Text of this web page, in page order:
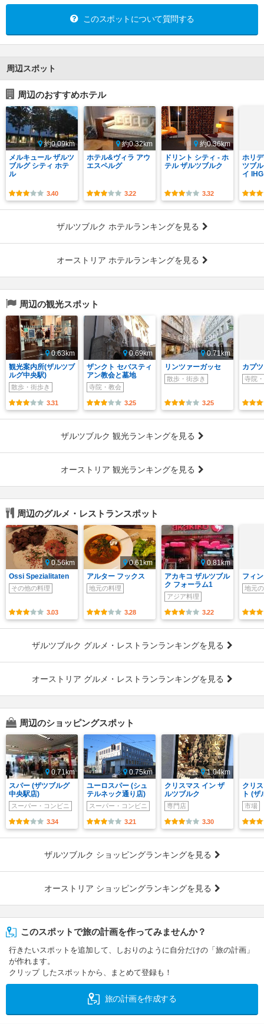
このスポットについて質問する
周辺スポット
周辺のおすすめホテル
約0.09km
メルキュール ザルツ
ブルグ シティ ホテ
ル
3.40
約0.32km
ホテル&ヴィラ アウ
エスペルグ
3.22
約0.36km
ドリント シティ - ホ
テル ザルツブルク
3.32
ホリ
ツブ
イ IHG
ザルツブルク ホテルランキングを見る
オーストリア ホテルランキングを見る
周辺の観光スポット
0.63km
観光案内所(ザルツブ
ルグ中央駅)
散歩・街歩き
3.31
0.69km
ザンクト セバスティ
アン教会と墓地
寺院・教会
3.25
0.71km
リンツァーガッセ
散歩・街歩き
3.25
カプ
寺院
ザルツブルク 観光ランキングを見る
オーストリア 観光ランキングを見る
周辺のグルメ・レストランスポット
0.56km
Ossi Spezialitaten
その他の料理
3.03
0.61km
アルター フックス
地元の料理
3.28
0.81km
アカキコ ザルツブル
ク フォーラム1
アジア料理
3.22
フィ
地元
ザルツブルク グルメ・レストランランキングを見る
オーストリア グルメ・レストランランキングを見る
周辺のショッピングスポット
0.71km
スパー (ザツブルグ
中央駅店)
スーパー・コンビニ
3.34
0.75km
ユーロスパー (シュ
テルネック通り店)
スーパー・コンビニ
3.21
1.04km
クリスマス イン ザ
ルツブルク
専門店
3.30
クリ
ト (
市場
ザルツブルク ショッピングランキングを見る
オーストリア ショッピングランキングを見る
このスポットで旅の計画を作ってみませんか？
行きたいスポットを追加して、しおりのように自分だけの「旅の計画」
が作れます。
クリップ したスポットから、まとめて登録も！
旅の計画を作成する